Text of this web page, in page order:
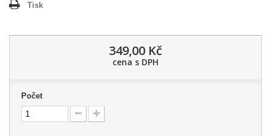
Tisk
349,00 Kč
cena s DPH
Počet